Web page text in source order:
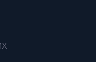
(MAPA) en